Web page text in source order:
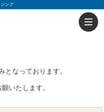
ング
となっております。
いたします。